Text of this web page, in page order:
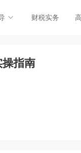
财税实务
指南